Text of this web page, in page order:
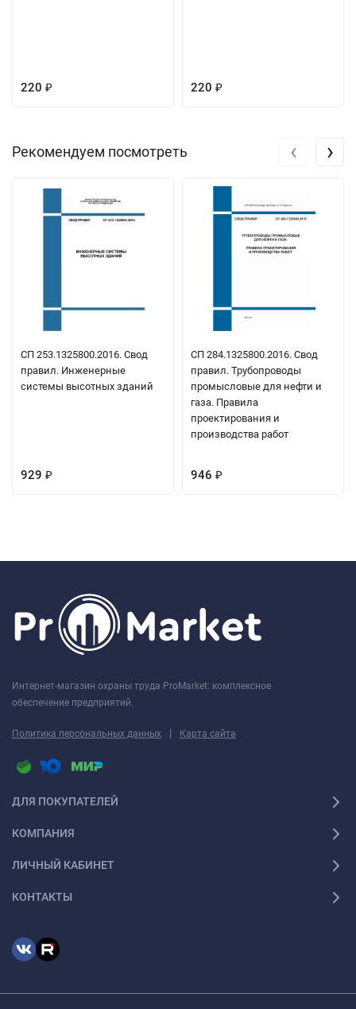
220 ₽ 220 ₽
Рекомендуем посмотреть
СП 253.1325800.2016. Свод
правил. Инженерные
системы высотных зданий
929 ₽
СП 284.1325800.2016. Свод
правил. Трубопроводы
промысловые для нефти и
газа. Правила
проектирования и
производства работ
946 ₽
‹ ›
Интернет-магазин охраны труда ProMarket: комплексное
обеспечение предприятий.
Политика персональных данных | Карта сайта
ДЛЯ ПОКУПАТЕЛЕЙ
КОМПАНИЯ
ЛИЧНЫЙ КАБИНЕТ
КОНТАКТЫ